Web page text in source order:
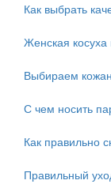
Как выбрать
Женская
Выбираем
С чем носить
Как правильно
Правильный